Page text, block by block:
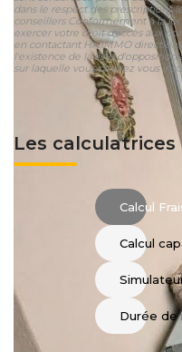
dans le respect des prescriptions
conseillers Conformément à la
exercer votre droit d'accès aux
en contactant HA.IMMO
l'existence de la liste
sur laquelle vous pouvez vous
Les calculatrices
Calcul
Calcul
Durée de